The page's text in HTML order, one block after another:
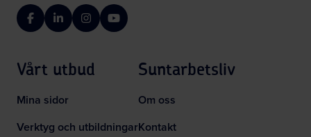
FacebookLinkedInInstagramYouTube
Vårt utbud
Mina sidor
Verktyg och utbildningar
Suntarbetsliv
Om oss
Kontakt